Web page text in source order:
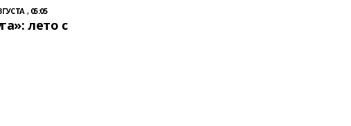
, 05:05
лето с